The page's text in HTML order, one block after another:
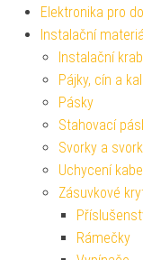
Elektronika pro
Instalační
Instalační
Pájky, cín a
Pásky
Stahovací
Svorky a
Uchycení
Zásuvkové
Rámečky